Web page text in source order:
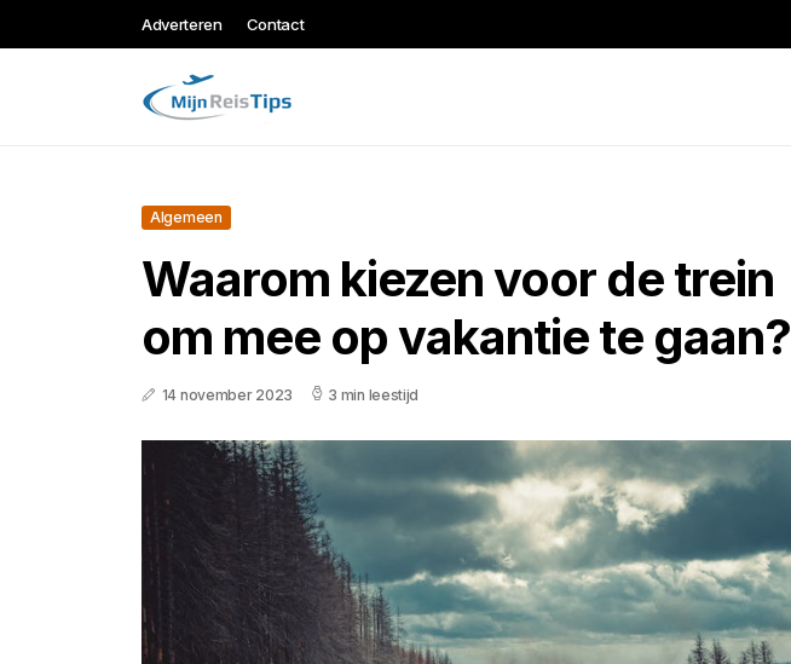
Adverteren Contact
Algemeen
Waarom kiezen voor de trein
om mee op vakantie te gaan?
14 november 2023 3 min leestijd